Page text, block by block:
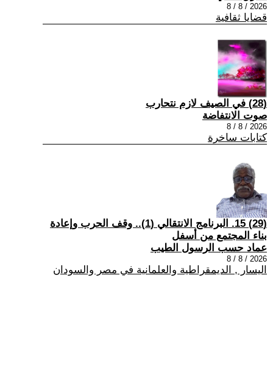
2026 / 8 / 8
قضايا ثقافية
(28) في الصيف لازم نتحارب
صوت الانتفاضة
2026 / 8 / 8
كتابات ساخرة
(29) 15. البرنامج الانتقالي (1).. وقف الحرب وإعادة
بناء المجتمع من أسفل
عماد حسب الرسول الطيب
2026 / 8 / 8
اليسار , الديمقراطية والعلمانية في مصر والسودان